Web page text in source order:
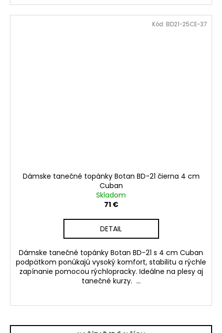
Dámske tanečné topánky Botan BD-21 čierna 4 cm
Cuban
Skladom
71 €
DETAIL
Dámske tanečné topánky Botan BD-21 s 4 cm Cuban
podpätkom ponúkajú vysoký komfort, stabilitu a rýchle
zapínanie pomocou rýchlopracky. Ideálne na plesy aj
tanečné kurzy. ...
Kód: BD21-25CE-37